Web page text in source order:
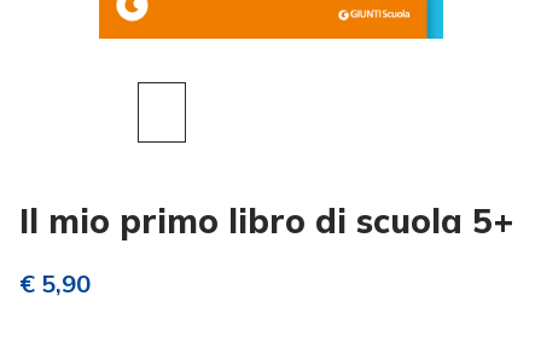
Il mio primo libro di scuola 5+
€ 5,90